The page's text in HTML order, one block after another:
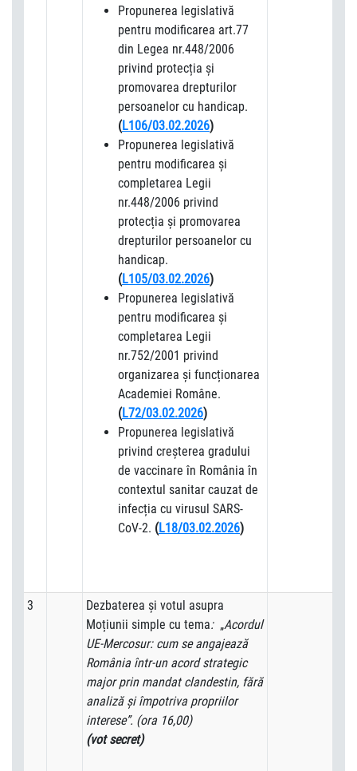
Propunerea legislativă
pentru modificarea art.77
din Legea nr.448/2006
privind protecția și
promovarea drepturilor
persoanelor cu handicap.
(L106/03.02.2026)
Propunerea legislativă
pentru modificarea și
completarea Legii
nr.448/2006 privind
protecția și promovarea
drepturilor persoanelor cu
handicap.
(L105/03.02.2026)
Propunerea legislativă
pentru modificarea și
completarea Legii
nr.752/2001 privind
organizarea și funcționarea
Academiei Române.
(L72/03.02.2026)
Propunerea legislativă
privind creșterea gradului
de vaccinare în România în
contextul sanitar cauzat de
infecția cu virusul SARS-
CoV-2. (L18/03.02.2026)
3
Dezbaterea și votul asupra
Moțiunii simple cu tema: „Acordul
UE-Mercosur: cum se angajează
România într-un acord strategic
major prin mandat clandestin, fără
analiză și împotriva propriilor
interese”. (ora 16,00)
(vot secret)